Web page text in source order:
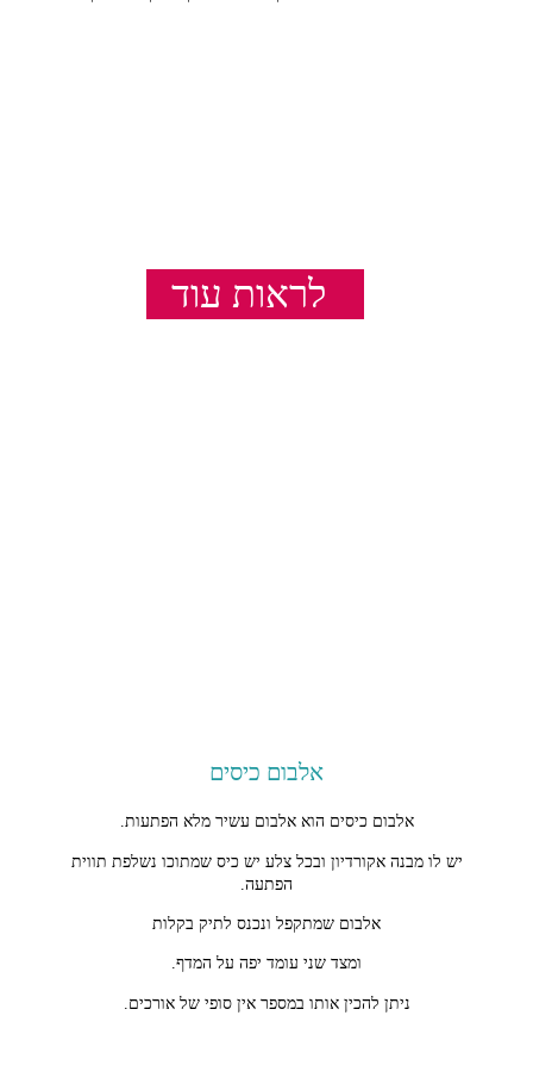
לראות עוד
אלבום כיסים
אלבום כיסים הוא אלבום עשיר מלא הפתעות.
יש לו מבנה אקורדיון ובכל צלע יש כיס שמתוכו נשלפת תווית
הפתעה.
אלבום שמתקפל ונכנס לתיק בקלות
ומצד שני עומד יפה על המדף.
ניתן להכין אותו במספר אין סופי של אורכים.